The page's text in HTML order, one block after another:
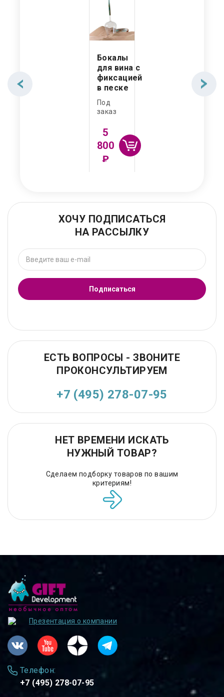
Бокалы
для вина с
фиксацией
в песке
Под
заказ
5
800
₽
ХОЧУ ПОДПИСАТЬСЯ
НА РАССЫЛКУ
Подписаться
ЕСТЬ ВОПРОСЫ - ЗВОНИТЕ
ПРОКОНСУЛЬТИРУЕМ
+7 (495) 278-07-95
НЕТ ВРЕМЕНИ ИСКАТЬ
НУЖНЫЙ ТОВАР?
Сделаем подборку товаров по вашим
критериям!
Презентация о компании
Телефон:
+7 (495) 278-07-95